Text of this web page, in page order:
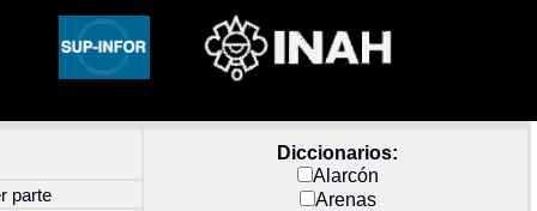
Diccionarios:
Alarcón
Arenas
parte